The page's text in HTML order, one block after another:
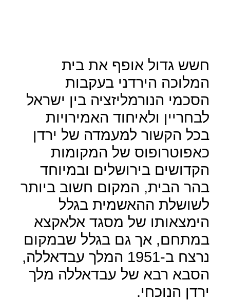
חשש גדול אופף את בית
המלוכה הירדני בעקבות
הסכמי הנורמליזציה בין ישראל
לבחריין ולאיחוד האמירויות
בכל הקשור למעמדה של ירדן
כאפוטרופוס של המקומות
הקדושים בירושלים ובמיוחד
בהר הבית, המקום חשוב ביותר
לשושלת ההאשמית בגלל
הימצאותו של מסגד אלאקצא
במתחם, אך גם בגלל שבמקום
נרצח ב-1951 המלך עבדאללה,
הסבא רבא של עבדאללה מלך
ירדן הנוכחי.